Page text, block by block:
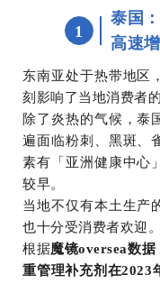
1
泰国
高速
东南亚处于热带地区
刻影响了当地消费者
除了炎热的气候，泰
遍面临粉刺、黑斑、
素有「亚洲健康中心
较早。
当地不仅有本土生产
也十分受消费者欢迎。
根据魔镜oversea数
重管理补充剂在2023